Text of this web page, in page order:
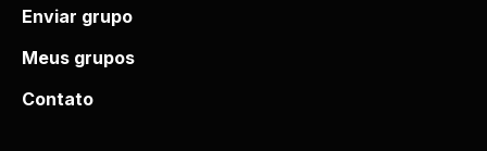
Enviar grupo
Meus grupos
Contato